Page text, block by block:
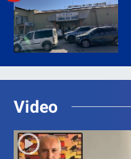
Video